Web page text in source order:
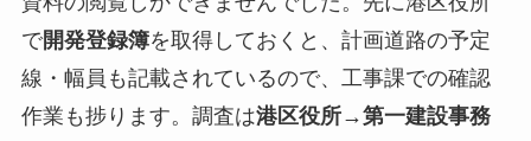
で開発登録簿を取得しておくと、計画道路の予定
線・幅員も記載されているので、工事課での確認
作業も捗ります。調査は港区役所→第一建設事務